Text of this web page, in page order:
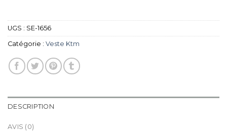
UGS : SE-1656
Catégorie : Veste Ktm
DESCRIPTION
AVIS (0)